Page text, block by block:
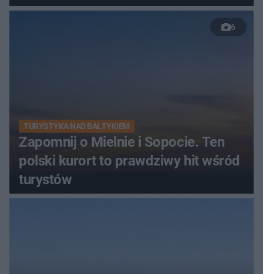
nastolatków
6
TURYSTYKA NAD BAŁTYKIEM
Zapomnij o Mielnie i Sopocie. Ten
polski kurort to prawdziwy hit wśród
turystów